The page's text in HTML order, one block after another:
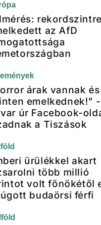
rekordszintre
az AfD
árak vannak
emelkednek!" -
úr Facebook-
a Tiszások
ürülékkel akart
több millió
volt főnökétől
budaörsi férfi